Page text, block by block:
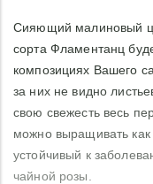
Сияющий малиновый
сорта Фламентанц
композициях Вашего
за них не видно
свою свежесть весь
можно выращивать
устойчивый к
чайной розы.